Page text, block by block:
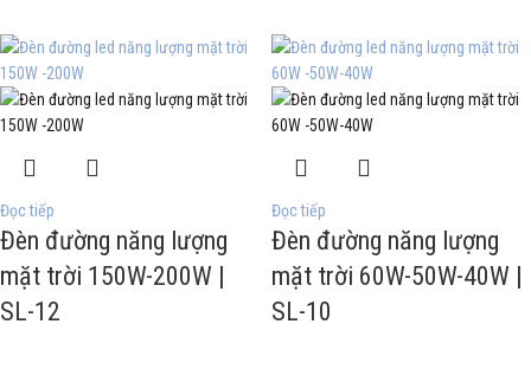
Đọc tiếp
Đèn đường năng lượng
mặt trời 150W-200W |
SL-12
Đọc tiếp
Đèn đường năng lượng
mặt trời 60W-50W-40W |
SL-10